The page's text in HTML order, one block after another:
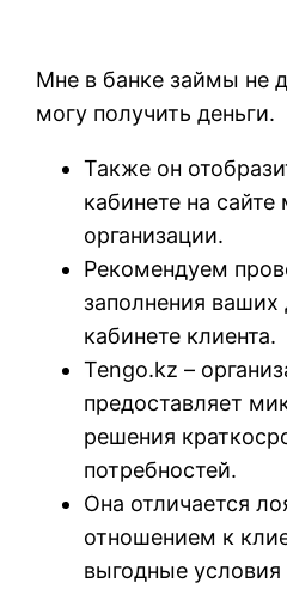
Мне в банке займы не
могу получить деньги.
Также он
кабинете на
организации.
Рекомендуем
заполнения
кабинете клиента.
Tengo.kz –
предоставляет
решения
потребностей.
Она отличается
отношением к
выгодные условия